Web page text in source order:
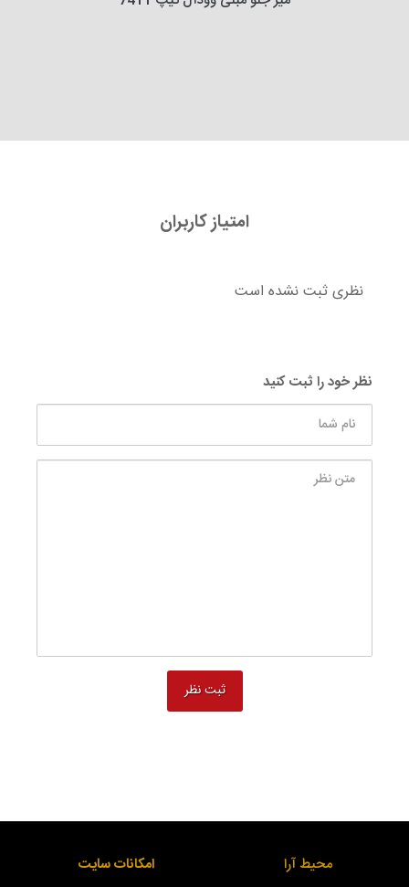
امتیاز کاربران
نظری ثبت نشده است
نظر خود را ثبت کنید
محیط آرا امکانات سایت